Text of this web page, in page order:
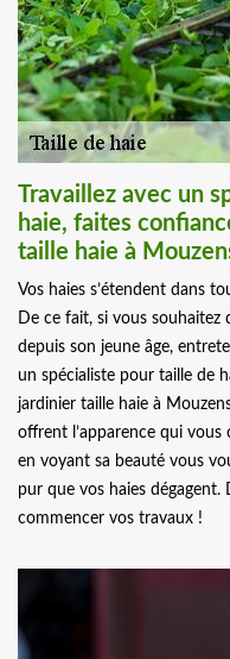
Travaillez avec un
haie, faites
taille haie à
Vos haies s’étendent dans
De ce fait, si vous souhaitez
depuis son jeune âge,
un spécialiste pour taille de
jardinier taille haie à
offrent l’apparence qui
en voyant sa beauté vous
pur que vos haies dégagent.
commencer vos travaux !